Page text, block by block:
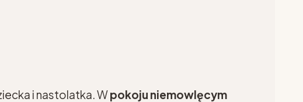
i nastolatka. Wpokoju niemowlęcym